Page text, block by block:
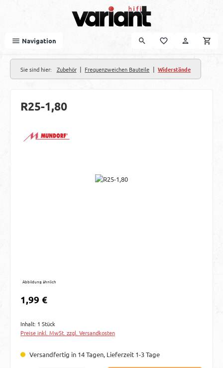
Navigation
Sie sind hier: Zubehör | Frequenzweichen Bauteile | Widerstände
R25-1,80
Bildergalerie überspringen
Abbildung ähnlich
Regulärer Preis:
1,99 €
Inhalt: 1 Stück
Preise inkl. MwSt. zzgl. Versandkosten
Versandfertig in 14 Tagen, Lieferzeit 1-3 Tage